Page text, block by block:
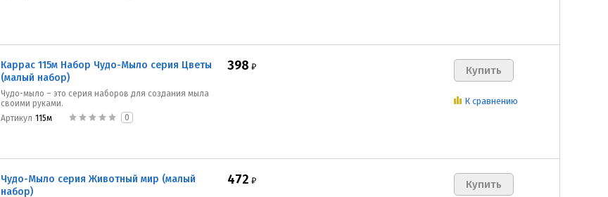
Каррас 115м Набор Чудо-Мыло серия Цветы
(малый набор)
Чудо-мыло – это серия наборов для создания мыла
своими руками.
Артикул 115м 0
398 ₽
К сравнению
Чудо-Мыло серия Животный мир (малый
набор)
472 ₽